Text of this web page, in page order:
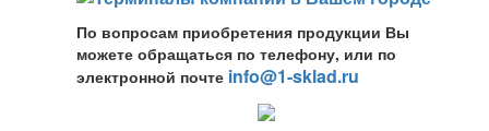
По вопросам приобретения продукции Вы
можете обращаться по телефону, или по
электронной почте info@1-sklad.ru